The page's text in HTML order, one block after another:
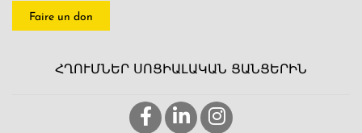
Faire un don
ՀՂՈՒՄՆԵՐ ՍՈՑԻԱԼԱԿԱՆ ՑԱՆՑԵՐԻՆ